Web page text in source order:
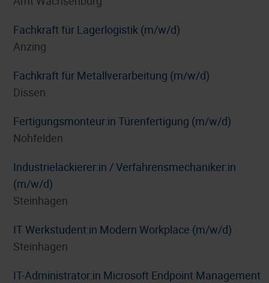
Fachkraft für Lagerlogistik (m/w/d)
Anzing
Fachkraft für Metallverarbeitung (m/w/d)
Dissen
Fertigungsmonteur:in Türenfertigung (m/w/d)
Nohfelden
Industrielackierer:in / Verfahrensmechaniker:in
(m/w/d)
Steinhagen
IT Werkstudent:in Modern Workplace (m/w/d)
Steinhagen
IT-Administrator:in Microsoft Endpoint Management